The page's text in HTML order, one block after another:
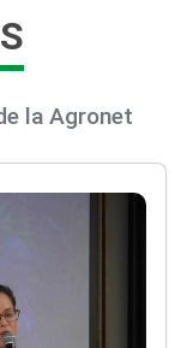
la Agronet